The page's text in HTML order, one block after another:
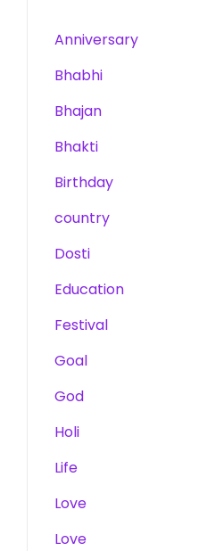
Anniversary
Bhabhi
Bhajan
Bhakti
Birthday
country
Dosti
Education
Festival
Goal
God
Holi
Life
Love
Love